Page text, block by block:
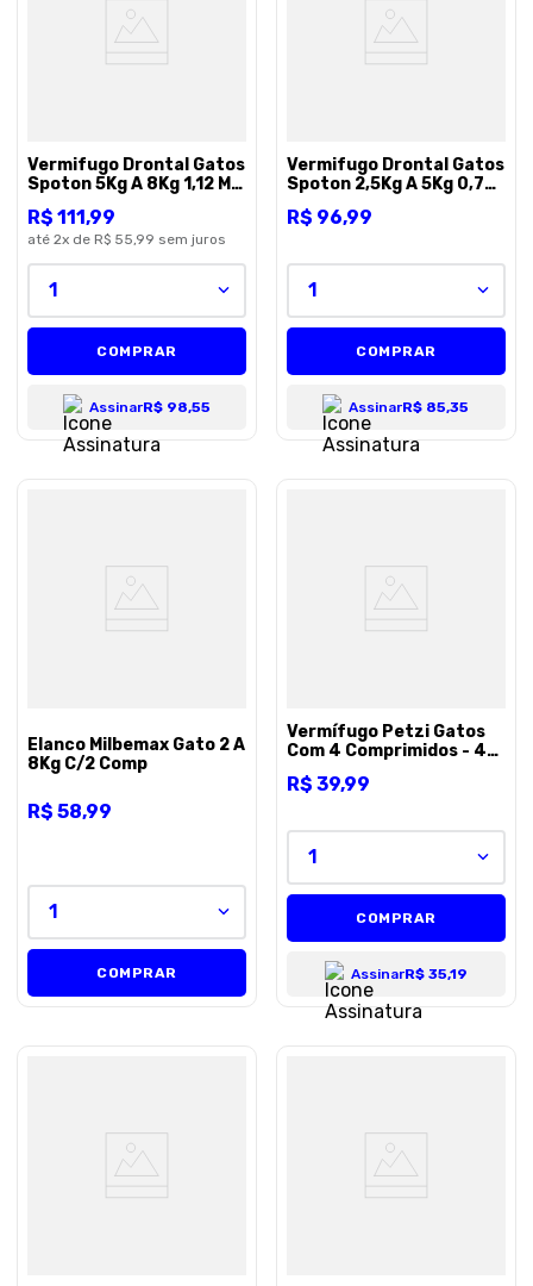
Vermifugo Drontal Gatos
Spoton 5Kg A 8Kg 1,12 Ml
R$ 111,99
até 2x de R$ 55,99 sem juros
1
COMPRAR
AssinarR$ 98,55
Vermifugo Drontal Gatos
Spoton 2,5Kg A 5Kg 0,7
R$ 96,99
1
COMPRAR
AssinarR$ 85,35
Elanco Milbemax Gato 2 A
8Kg C/2 Comp
R$ 58,99
1
COMPRAR
Vermífugo Petzi Gatos
Com 4 Comprimidos - 4
R$ 39,99
1
COMPRAR
AssinarR$ 35,19